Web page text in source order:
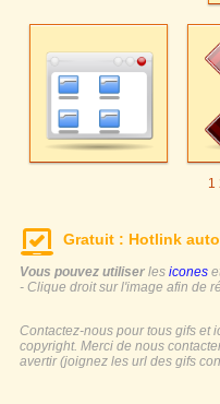
1
Gratuit : Hotlink
Vous pouvez utiliser les icones
- Clique droit sur l'image afin de
Contactez-nous pour tous gifs et
copyright. Merci de nous
avertir (joignez les url des gifs